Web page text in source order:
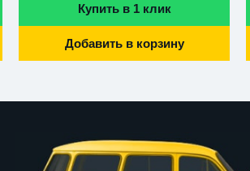
Купить в 1 клик
Добавить в корзину